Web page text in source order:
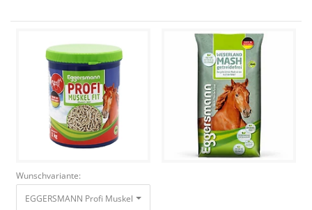
Wunschvariante:
EGGERSMANN Profi Muskel Fit - 1,0 kg Vitamin E + Selen 33,85 €